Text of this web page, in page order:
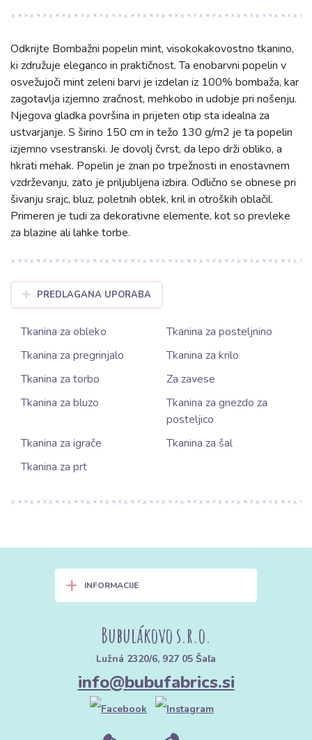
Odkrijte Bombažni popelin mint, visokokakovostno tkanino,
ki združuje eleganco in praktičnost. Ta enobarvni popelin v
osvežujoči mint zeleni barvi je izdelan iz 100% bombaža, kar
zagotavlja izjemno zračnost, mehkobo in udobje pri nošenju.
Njegova gladka površina in prijeten otip sta idealna za
ustvarjanje. S širino 150 cm in težo 130 g/m2 je ta popelin
izjemno vsestranski. Je dovolj čvrst, da lepo drži obliko, a
hkrati mehak. Popelin je znan po trpežnosti in enostavnem
vzdrževanju, zato je priljubljena izbira. Odlično se obnese pri
šivanju srajc, bluz, poletnih oblek, kril in otroških oblačil.
Primeren je tudi za dekorativne elemente, kot so prevleke
za blazine ali lahke torbe.
PREDLAGANA UPORABA
Tkanina za obleko
Tkanina za posteljnino
Tkanina za pregrinjalo
Tkanina za krilo
Tkanina za torbo
Za zavese
Tkanina za bluzo
Tkanina za gnezdo za
posteljico
Tkanina za igrače
Tkanina za šal
Tkanina za prt
+ INFORMACIJE
Bubulákovo s.r.o.
Lužná 2320/6, 927 05 Šaľa
info@bubufabrics.si